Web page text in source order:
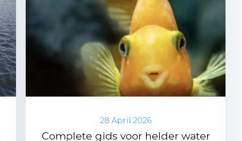
28 April 2026
Complete gids voor helder water